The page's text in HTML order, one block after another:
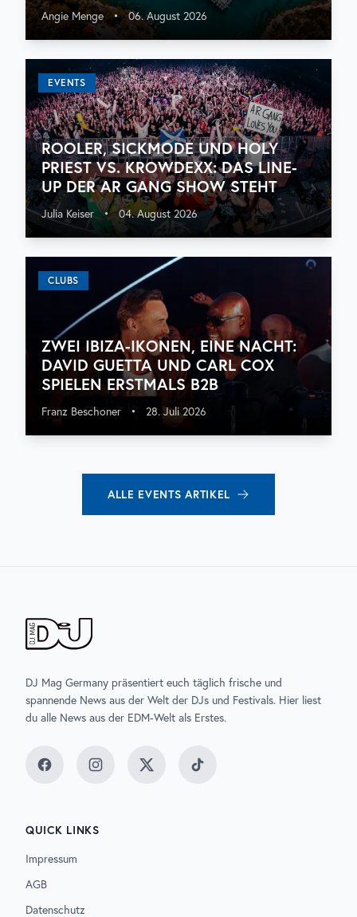
Angie Menge • 06. August 2026
EVENTS
ROOLER, SICKMODE UND HOLY
PRIEST VS. KROWDEXX: DAS LINE-
UP DER AR GANG SHOW STEHT
Julia Keiser • 04. August 2026
CLUBS
ZWEI IBIZA-IKONEN, EINE NACHT:
DAVID GUETTA UND CARL COX
SPIELEN ERSTMALS B2B
Franz Beschoner • 28. Juli 2026
ALLE EVENTS ARTIKEL
DJ Mag Germany präsentiert euch täglich frische und
spannende News aus der Welt der DJs und Festivals. Hier liest
du alle News aus der EDM-Welt als Erstes.
FacebookInstagramTwitter TikTok
QUICK LINKS
Impressum
AGB
Datenschutz